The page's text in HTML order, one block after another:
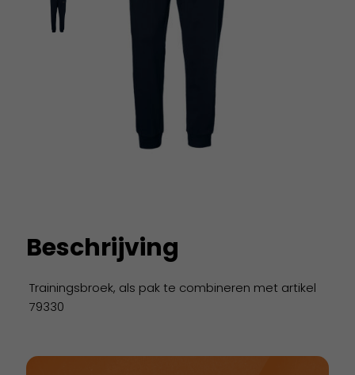
Beschrijving
Trainingsbroek, als pak te combineren met artikel
79330